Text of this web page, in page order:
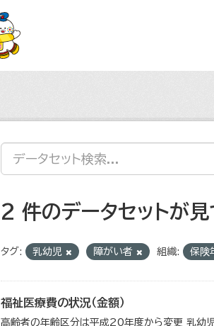
2 件のデータセットが見
タグ: 乳幼児 障がい者 組織: 保険
福祉医療費の状況（金額）
高齢者の年齢区分は平成20年度から変更 乳幼